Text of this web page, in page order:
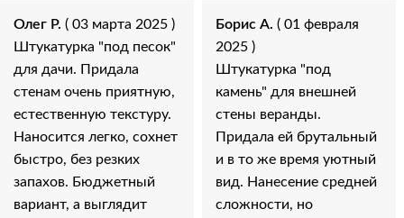
Олег Р. ( 03 марта 2025 )
Штукатурка "под песок"
для дачи. Придала
стенам очень приятную,
естественную текстуру.
Наносится легко, сохнет
быстро, без резких
запахов. Бюджетный
вариант, а выглядит
Борис А. ( 01 февраля
2025 )
Штукатурка "под
камень" для внешней
стены веранды.
Придала ей брутальный
и в то же время уютный
вид. Нанесение средней
сложности, но